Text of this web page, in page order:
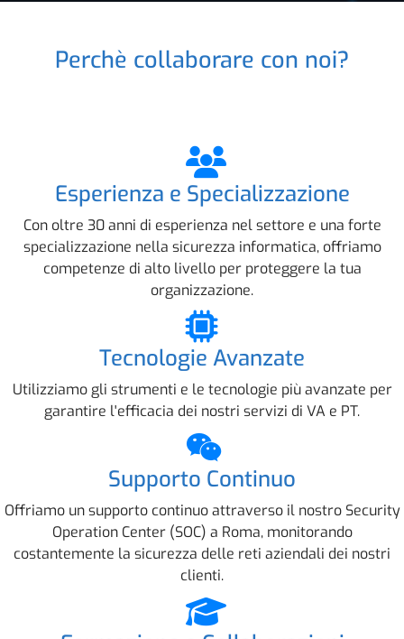
Perchè collaborare con noi?
Esperienza e Specializzazione
Con oltre 30 anni di esperienza nel settore e una forte
specializzazione nella sicurezza informatica, offriamo
competenze di alto livello per proteggere la tua
organizzazione.
Tecnologie Avanzate
Utilizziamo gli strumenti e le tecnologie più avanzate per
garantire l'efficacia dei nostri servizi di VA e PT.
Supporto Continuo
Offriamo un supporto continuo attraverso il nostro Security
Operation Center (SOC) a Roma, monitorando
costantemente la sicurezza delle reti aziendali dei nostri
clienti.